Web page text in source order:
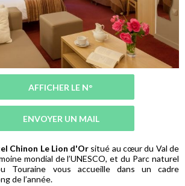
AFFICHER LE N°
ENVOYER UN MAIL
Chinon Le Lion d'Or situé au cœur du Val de
mondial de l’UNESCO, et du Parc naturel
Touraine vous accueille dans un cadre
de l’année.